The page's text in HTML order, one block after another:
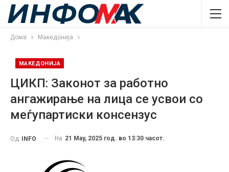
Дома Македонија
МАКЕДОНИЈА
ЦИКП: Законот за работно
ангажирање на лица се усвои со
меѓупартиски консензус
Од INFO На 21 May, 2025 год. во 13:30 часот.